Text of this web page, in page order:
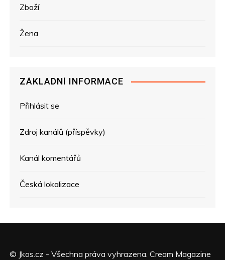
Zboží
Žena
ZÁKLADNÍ INFORMACE
Přihlásit se
Zdroj kanálů (příspěvky)
Kanál komentářů
Česká lokalizace
© Jkos.cz - Všechna práva vyhrazena. Cream Magazine